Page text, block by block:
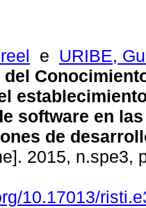
e URIBE,
software en las
de
2015, n.spe3,
10.17013/